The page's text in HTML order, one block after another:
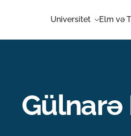
Universitet Elm və
Gülnarə